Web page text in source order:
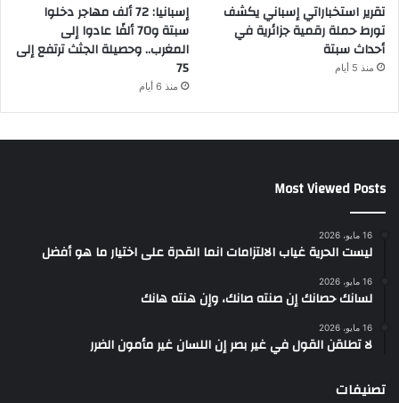
تقرير استخباراتي إسباني يكشف
تورط حملة رقمية جزائرية في
أحداث سبتة
منذ 5 أيام
إسبانيا: 72 ألف مهاجر دخلوا
سبتة و70 ألفًا عادوا إلى
المغرب.. وحصيلة الجثث ترتفع إلى
75
منذ 6 أيام
Most Viewed Posts
16 مايو، 2026
ليست الحرية غياب الالتزامات انما القدرة على اختيار ما هو أفضل
16 مايو، 2026
لسانك حصانك إن صنته صانك، وإن هنته هانك
16 مايو، 2026
لا تطلقن القول في غير بصر إن اللسان غير مأمون الضرر
تصنيفات